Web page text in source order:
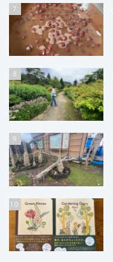
7
8
9
10